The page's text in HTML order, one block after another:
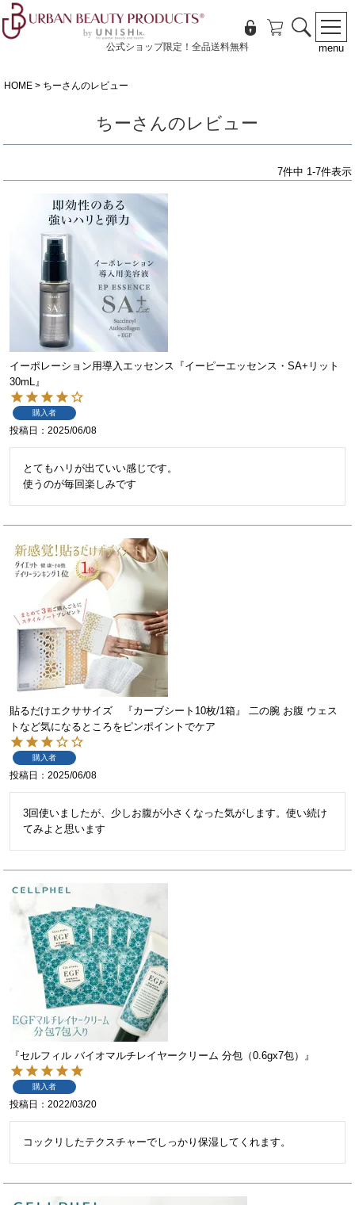
menu
公式ショップ限定！全品送料無料
HOME ちーさんのレビュー
ちーさんのレビュー
7件中 1-7件表示
イーポレーション用導入エッセンス『イーピーエッセンス・SA+リット
30mL』
購入者
投稿日 2025/06/08
とてもハリが出ていい感じです。
使うのが毎回楽しみです
貼るだけエクササイズ 『カーブシート10枚/1箱』 二の腕 お腹 ウェス
トなど気になるところをピンポイントでケア
購入者
投稿日 2025/06/08
3回使いましたが、少しお腹が小さくなった気がします。使い続け
てみよと思います
『セルフィル バイオマルチレイヤークリーム 分包（0.6gx7包）』
購入者
投稿日 2022/03/20
コックリしたテクスチャーでしっかり保湿してくれます。